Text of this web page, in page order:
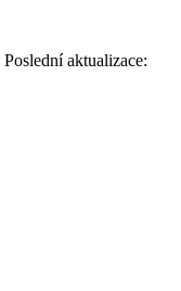
Poslední aktualizace: